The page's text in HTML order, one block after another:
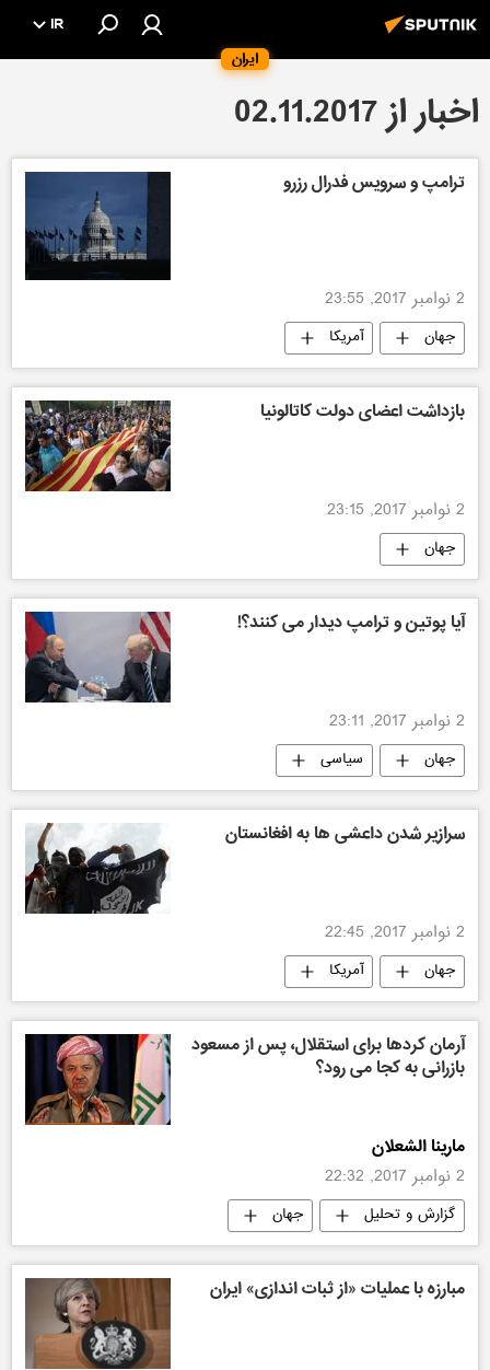
ایران
IR
اخبار از 02.11.2017
ترامپ و سرویس فدرال رزرو
2 نوامبر 2017, 23:55
جهان آمریکا
بازداشت اعضای دولت کاتالونیا
2 نوامبر 2017, 23:15
جهان
آیا پوتین و ترامپ دیدار می کنند؟!
2 نوامبر 2017, 23:11
جهان سیاسی
سرازیر شدن داعشی ها به افغانستان
2 نوامبر 2017, 22:45
جهان آمریکا
آرمان کردها برای استقلال، پس از مسعود
بازرانی به کجا می رود؟
مارینا الشعلان
2 نوامبر 2017, 22:32
گزارش و تحلیل جهان
مبارزه با عملیات «از ثبات اندازی» ایران